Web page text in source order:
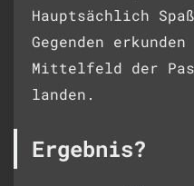
Hauptsächlich
Gegenden
Mittelfeld der
landen.
Ergebnis?